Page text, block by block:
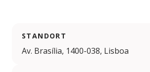
STANDORT
Av. Brasília, 1400-038, Lisboa